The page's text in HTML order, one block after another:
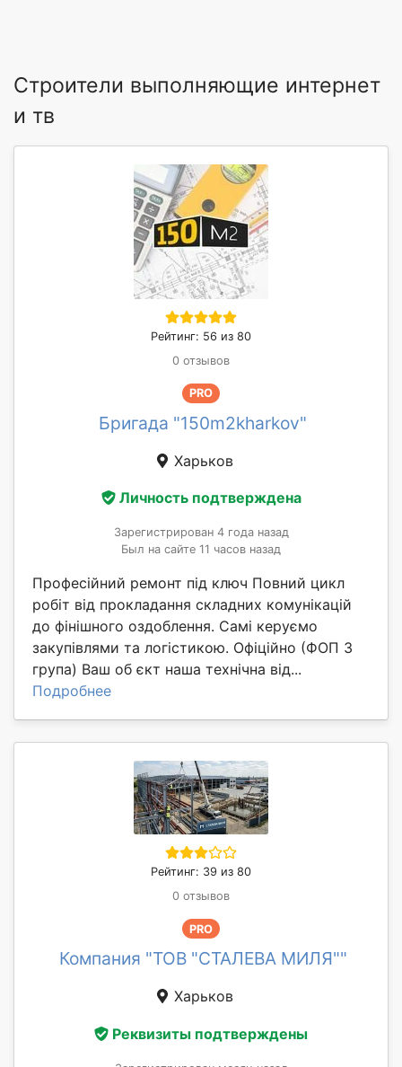
Строители выполняющие интернет
и тв
Рейтинг: 56 из 80
0 отзывов
PRO
Бригада "150m2kharkov"
Харьков
Личность подтверждена
Зарегистрирован 4 года назад
Был на сайте 11 часов назад
Професійний ремонт під ключ Повний цикл
робіт від прокладання складних комунікацій
до фінішного оздоблення. Самі керуємо
закупівлями та логістикою. Офіційно (ФОП 3
група) Ваш об єкт наша технічна від...
Подробнее
Рейтинг: 39 из 80
0 отзывов
PRO
Компания "ТОВ "СТАЛЕВА МИЛЯ""
Харьков
Реквизиты подтверждены